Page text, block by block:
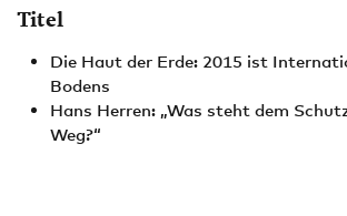
Titel
Die Haut der Erde: 2015 ist
Bodens
Hans Herren: „Was steht dem
Weg?“